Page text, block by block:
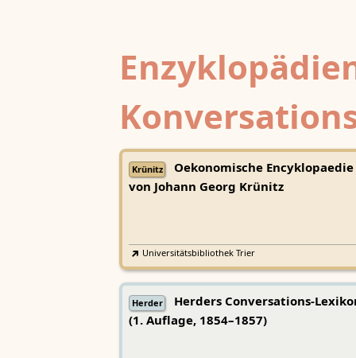
Krünitz
Oekonomische Encyklopaedie
von Johann Georg Krünitz
Universitätsbibliothek Trier
Herder
Herders Conversations-
(1. Auflage, 1854–1857)